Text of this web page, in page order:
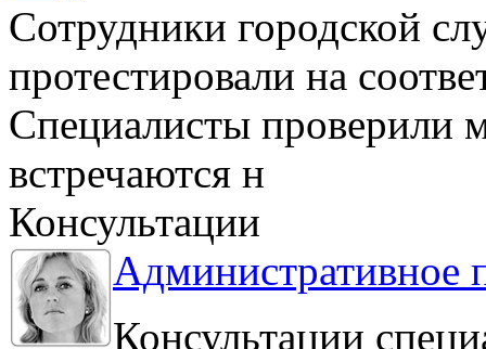
Сотрудники городской
протестировали на
Специалисты проверили
встречаются н
Консультации
Административное
Консультации